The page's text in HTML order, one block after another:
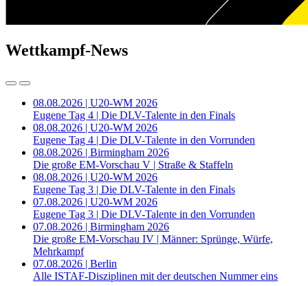
Wettkampf-News
08.08.2026 | U20-WM 2026
Eugene Tag 4 | Die DLV-Talente in den Finals
08.08.2026 | U20-WM 2026
Eugene Tag 4 | Die DLV-Talente in den Vorrunden
08.08.2026 | Birmingham 2026
Die große EM-Vorschau V | Straße & Staffeln
08.08.2026 | U20-WM 2026
Eugene Tag 3 | Die DLV-Talente in den Finals
07.08.2026 | U20-WM 2026
Eugene Tag 3 | Die DLV-Talente in den Vorrunden
07.08.2026 | Birmingham 2026
Die große EM-Vorschau IV | Männer: Sprünge, Würfe,
Mehrkampf
07.08.2026 | Berlin
Alle ISTAF-Disziplinen mit der deutschen Nummer eins